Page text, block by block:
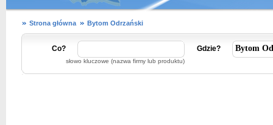
Strona główna Bytom Odrzański
Co?
słowo kluczowe (nazwa firmy lub produktu)
Gdzie?